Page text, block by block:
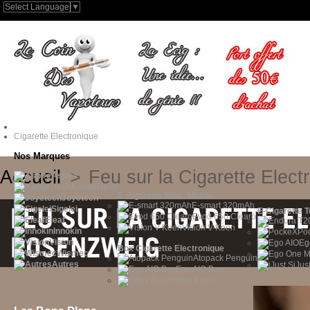
Cigarette Electronique
Nos Marques
Aspire
Kangertech
Joyetech
Sigelei
Eleaf
Innokin
Vision
Wismec
Autres
E-Cigarette Mini - Middle
E-smart 320mAh
Evod 650 Clearo
Vision V-Keen
Box Cigarette Electronique
Atopack Penguin
Ego AIO Box
IStick Basic
E-Cigarette
Select Language ▼
Accueil > Feu sur la Cigarette
FEU SUR LA CIGARETTE
ROSENZWEIG